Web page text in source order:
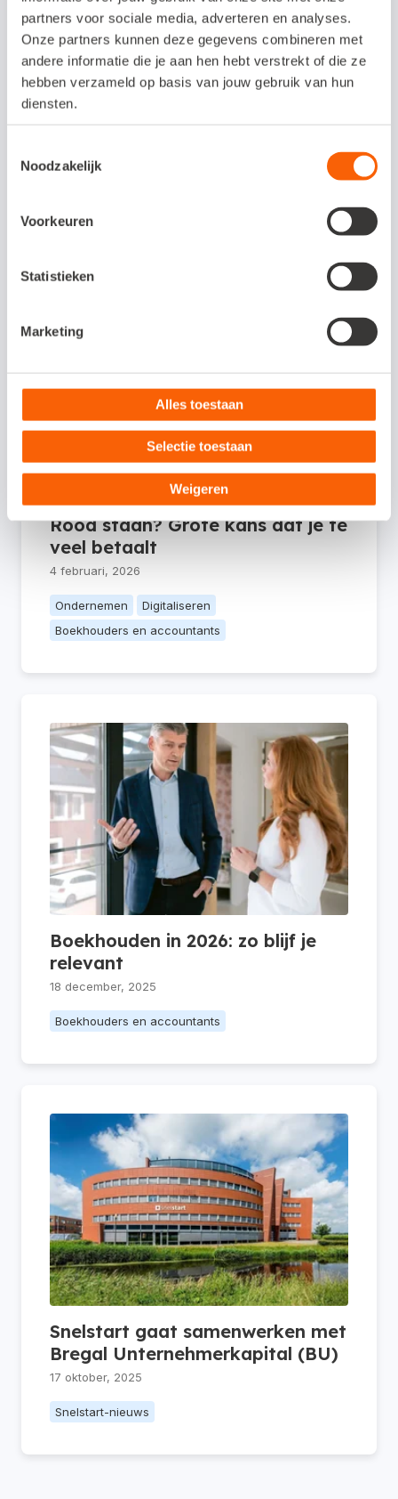
partners voor sociale media, adverteren en analyses.
Onze partners kunnen deze gegevens combineren met
andere informatie die je aan hen hebt verstrekt of die ze
hebben verzameld op basis van jouw gebruik van hun
diensten.
Noodzakelijk
Voorkeuren
Statistieken
Marketing
Alles toestaan
Selectie toestaan
Weigeren
De stille verschuiving in hoe
kiezen
Rood staan? Grote kans dat je te
veel betaalt
4 februari, 2026
Ondernemen
Digitaliseren
Boekhouders en accountants
Boekhouden in 2026: zo blijf je
relevant
18 december, 2025
Boekhouders en accountants
Snelstart gaat samenwerken met
Bregal Unternehmerkapital (BU)
17 oktober, 2025
Snelstart-nieuws